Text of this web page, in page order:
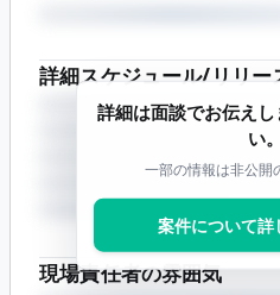
詳細スケジュール/リリー
現場責任者の雰囲気
詳細は面談でお伝え
い。
一部の情報は非公開
案件について詳